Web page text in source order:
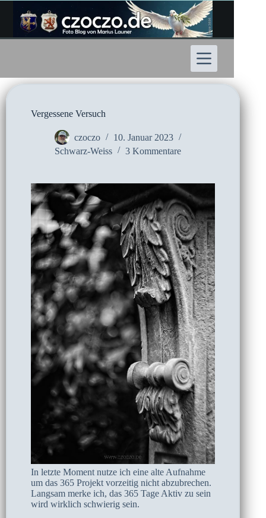
Inhalt
springen
Vergessene Versuch
czoczo
10. Januar 2023
Schwarz-Weiss
3 Kommentare
In letzte Moment nutze ich eine alte Aufnahme
um das 365 Projekt vorzeitig nicht abzubrechen.
Langsam merke ich, das 365 Tage Aktiv zu sein
wird wirklich schwierig sein.